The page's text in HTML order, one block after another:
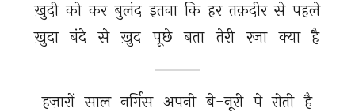
ख़ुदी को कर बुलंद इतना कि हर तक़दीर से पहले
ख़ुदा बंदे से ख़ुद पूछे बता तेरी रज़ा क्या है
हज़ारों साल नर्गिस अपनी बे-नूरी पे रोती है